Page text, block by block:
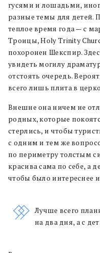
гусями и лошадьми,
разные темы для детей.
теплое время года — с
Троицы, Holy Trinity
похоронен Шекспир.
увидеть могилу
отстоять очередь.
всего лишь плита в
Внешне она ничем не
родных, которые
стерлись, и чтобы
с одним и тем же
по периметру толстым
красива сама по себе, а
чтобы было интереснее
Лучше всего
на два дня, а с